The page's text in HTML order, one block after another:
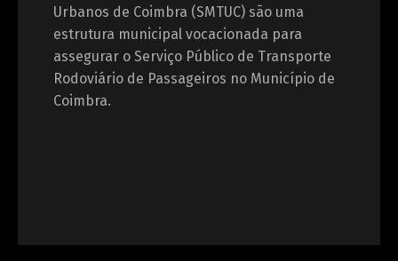
Urbanos de Coimbra (SMTUC) são uma
estrutura municipal vocacionada para
assegurar o Serviço Público de Transporte
Rodoviário de Passageiros no Município de
Coimbra.